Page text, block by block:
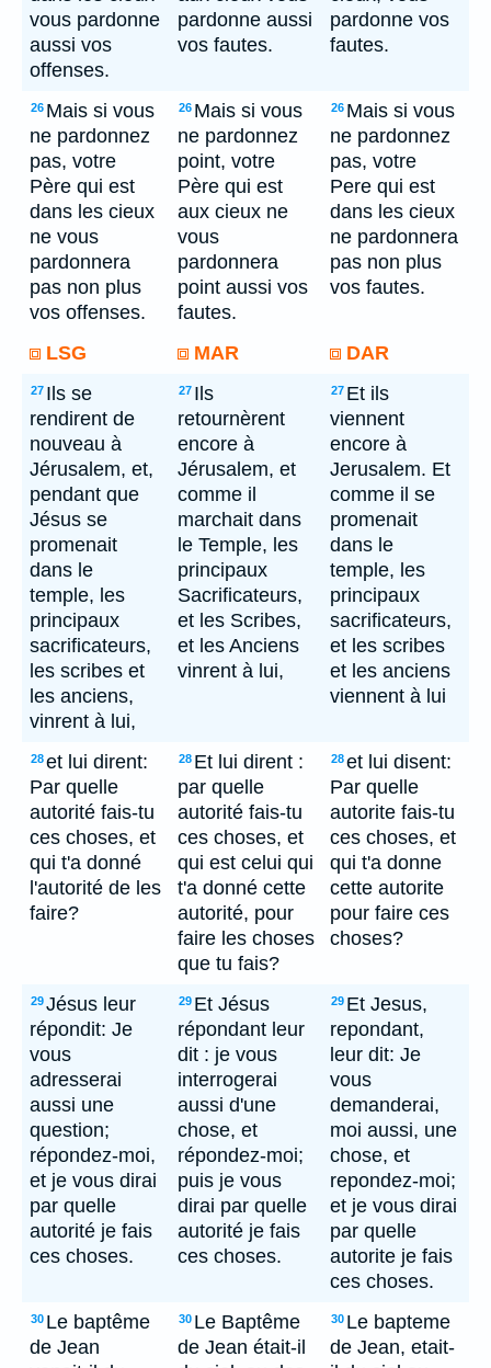
vous pardonne
aussi vos
offenses.
pardonne aussi
vos fautes.
pardonne vos
fautes.
26 Mais si vous
ne pardonnez
pas, votre
Père qui est
dans les cieux
ne vous
pardonnera
pas non plus
vos offenses.
26 Mais si vous
ne pardonnez
point, votre
Père qui est
aux cieux ne
vous
pardonnera
point aussi vos
fautes.
26 Mais si vous
ne pardonnez
pas, votre
Pere qui est
dans les cieux
ne pardonnera
pas non plus
vos fautes.
LSG MAR DAR
27 Ils se
rendirent de
nouveau à
Jérusalem, et,
pendant que
Jésus se
promenait
dans le
temple, les
principaux
sacrificateurs,
les scribes et
les anciens,
vinrent à lui,
27 Ils
retournèrent
encore à
Jérusalem, et
comme il
marchait dans
le Temple, les
principaux
Sacrificateurs,
et les Scribes,
et les Anciens
vinrent à lui,
27 Et ils
viennent
encore à
Jerusalem. Et
comme il se
promenait
dans le
temple, les
principaux
sacrificateurs,
et les scribes
et les anciens
viennent à lui
28et lui dirent:
Par quelle
autorité fais-tu
ces choses, et
qui t'a donné
l'autorité de les
faire?
28 Et lui dirent :
par quelle
autorité fais-tu
ces choses, et
qui est celui qui
t'a donné cette
autorité, pour
faire les choses
que tu fais?
28et lui disent:
Par quelle
autorite fais-tu
ces choses, et
qui t'a donne
cette autorite
pour faire ces
choses?
29Jésus leur
répondit: Je
vous
adresserai
aussi une
question;
répondez-moi,
et je vous dirai
par quelle
autorité je fais
ces choses.
29 Et Jésus
répondant leur
dit : je vous
interrogerai
aussi d'une
chose, et
répondez-moi;
puis je vous
dirai par quelle
autorité je fais
ces choses.
29 Et Jesus,
repondant,
leur dit: Je
vous
demanderai,
moi aussi, une
chose, et
repondez-moi;
et je vous dirai
par quelle
autorite je fais
ces choses.
30 Le baptême
de Jean
30 Le Baptême
de Jean était-il
30 Le bapteme
de Jean, etait-